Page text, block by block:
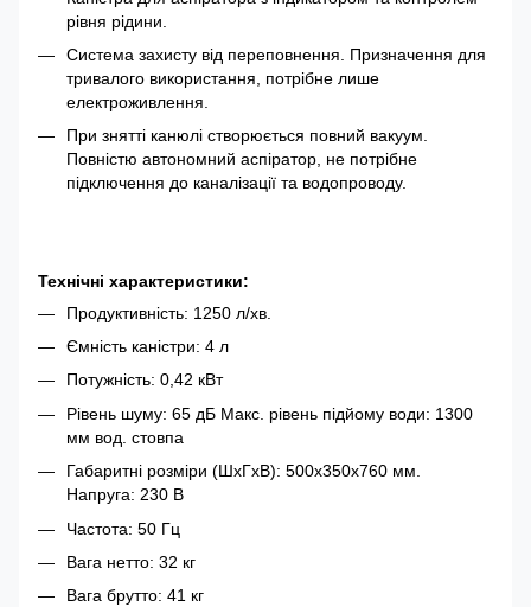
рівня рідини.
Система захисту від переповнення. Призначення для
тривалого використання, потрібне лише
електроживлення.
При знятті канюлі створюється повний вакуум.
Повністю автономний аспіратор, не потрібне
підключення до каналізації та водопроводу.
Технічні характеристики:
Продуктивність: 1250 л/хв.
Ємність каністри: 4 л
Потужність: 0,42 кВт
Рівень шуму: 65 дБ Макс. рівень підйому води: 1300
мм вод. стовпа
Габаритні розміри (ШхГхВ): 500х350х760 мм.
Напруга: 230 В
Частота: 50 Гц
Вага нетто: 32 кг
Вага брутто: 41 кг